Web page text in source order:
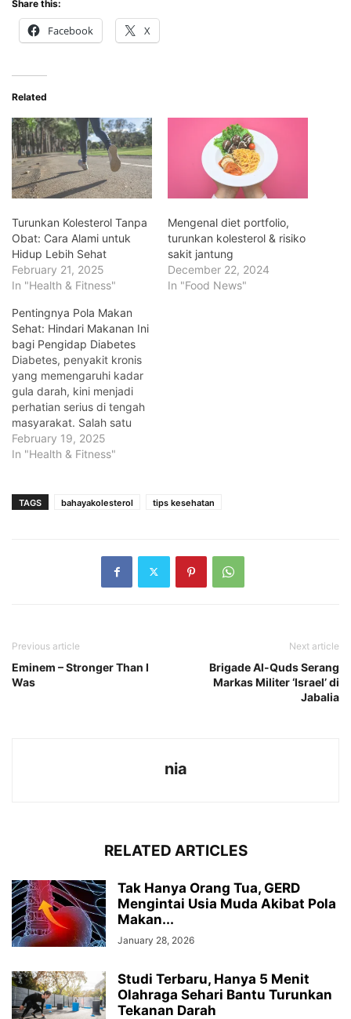
Share this:
Facebook X
Related
Turunkan Kolesterol Tanpa
Obat: Cara Alami untuk
Hidup Lebih Sehat
February 21, 2025
In "Health & Fitness"
Mengenal diet portfolio,
turunkan kolesterol & risiko
sakit jantung
December 22, 2024
In "Food News"
Pentingnya Pola Makan
Sehat: Hindari Makanan Ini
bagi Pengidap Diabetes
Diabetes, penyakit kronis
yang memengaruhi kadar
gula darah, kini menjadi
perhatian serius di tengah
masyarakat. Salah satu
kunci utama dalam
mengelola diabetes adalah
memilih makanan yang
komplikasi dan menjaga
February 19, 2025
In "Health & Fitness"
TAGS bahayakolesterol tips kesehatan
Previous article
Eminem – Stronger Than I
Was
Next article
Brigade Al-Quds Serang
Markas Militer ‘Israel’ di
Jabalia
nia
RELATED ARTICLES
Tak Hanya Orang Tua, GERD
Mengintai Usia Muda Akibat Pola
Makan...
January 28, 2026
Studi Terbaru, Hanya 5 Menit
Olahraga Sehari Bantu Turunkan
Tekanan Darah